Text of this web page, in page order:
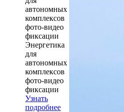
автономных
комплексов
фото-видео
фиксации
Энергетика
для
автономных
комплексов
фото-видео
фиксации
Узнать
подробнее